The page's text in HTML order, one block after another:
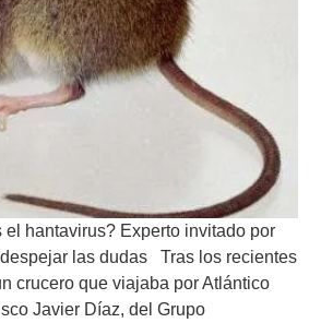
el hantavirus? Experto invitado por
las dudas Tras los recientes
crucero que viajaba por Atlántico
Javier Díaz, del Grupo